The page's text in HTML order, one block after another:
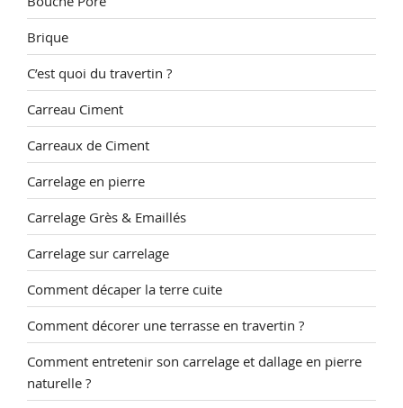
Brique
C’est quoi du travertin ?
Carreau Ciment
Carreaux de Ciment
Carrelage en pierre
Carrelage Grès & Emaillés
Carrelage sur carrelage
Comment décaper la terre cuite
Comment décorer une terrasse en travertin ?
Comment entretenir son carrelage et dallage en pierre
naturelle ?